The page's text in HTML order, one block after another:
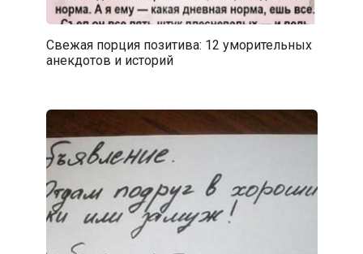
Свежая порция позитива: 12 уморительных
анекдотов и историй